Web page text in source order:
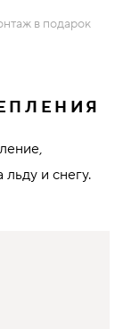
в подарок
льду и снегу.